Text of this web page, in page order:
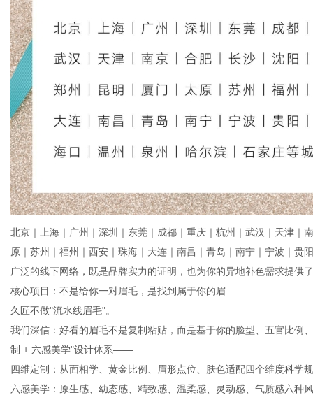
北京｜上海｜广州｜深圳｜东莞｜成都｜重庆｜杭州｜武汉｜天津｜
原｜苏州｜福州｜西安｜珠海｜大连｜南昌｜青岛｜南宁｜宁波｜贵
广泛的线下网络，既是品牌实力的证明，也为你的异地补色需求提供
核心项目：不是给你一对眉毛，是找到属于你的眉
久匠不做"流水线眉毛"。
我们深信：好看的眉毛不是复制粘贴，而是基于你的脸型、五官比例
制 + 六感美学"设计体系——
四维定制：从面相学、黄金比例、眉形点位、肤色适配四个维度科学
六感美学：原生感、幼态感、精致感、温柔感、灵动感、气质感六种